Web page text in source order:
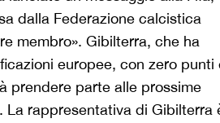
dalla Federazione calcistica
membro». Gibilterra, che ha
europee, con zero punti
prendere parte alle prossime
La rappresentativa di Gibilterra